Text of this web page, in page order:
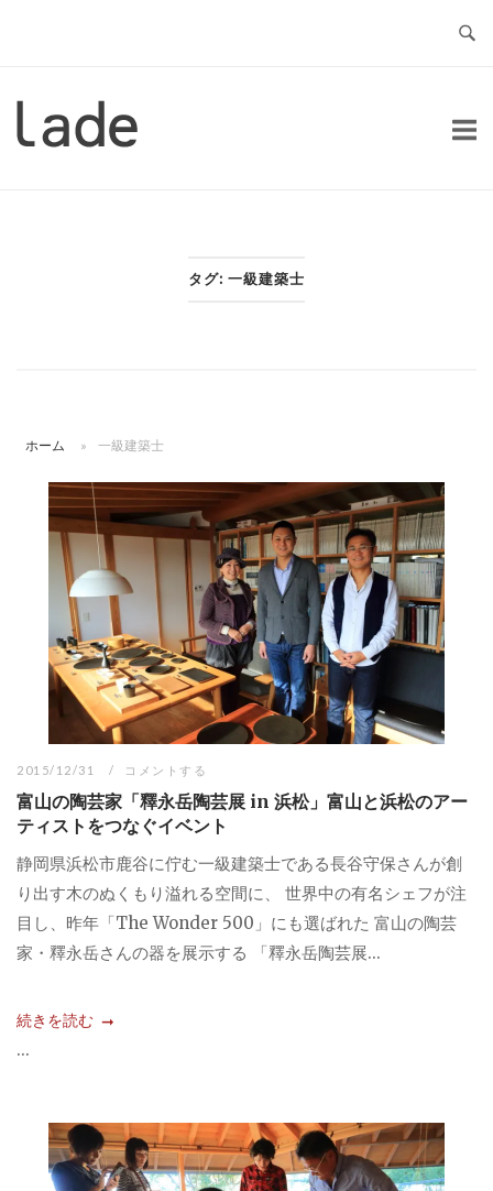
ー
タグ: 一級建築士
ホーム » 一級建築士
2015/12/31 コメントする
富山の陶芸家「釋永岳陶芸展 in 浜松」富山と浜松のアー
ティストをつなぐイベント
静岡県浜松市鹿谷に佇む一級建築士である長谷守保さんが創
り出す木のぬくもり溢れる空間に、 世界中の有名シェフが注
目し、昨年「The Wonder 500」にも選ばれた 富山の陶芸
家・釋永岳さんの器を展示する 「釋永岳陶芸展...
続きを読む
...